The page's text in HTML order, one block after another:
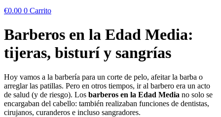
€0.00 0 Carrito
Barberos en la Edad Media:
tijeras, bisturí y sangrías
Hoy vamos a la barbería para un corte de pelo, afeitar la barba o
arreglar las patillas. Pero en otros tiempos, ir al barbero era un acto
de salud (y de riesgo). Los barberos en la Edad Media no solo se
encargaban del cabello: también realizaban funciones de dentistas,
cirujanos, curanderos e incluso sangradores.